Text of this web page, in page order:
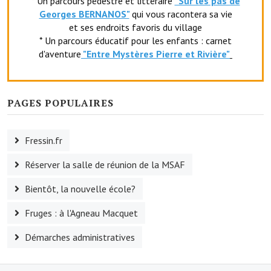
Village d'art
Les sculptures du village
Fressin, lauréat village fleuri
Le sentier de découverte du village
Les foulées Fressinoises
Le parcours cyclo le soleil de satan
Acteurs du tourisme
Les étangs de Fressin
Georges BERNANOS" qui vous racontera sa vie
et ses endroits favoris du village
* Un parcours éducatif pour les enfants : carnet
d'aventure "Entre Mystères Pierre et Rivière"
PAGES POPULAIRES
Fressin.fr
Réserver la salle de réunion de la MSAF
Bientôt, la nouvelle école?
Fruges : à l'Agneau Macquet
Démarches administratives